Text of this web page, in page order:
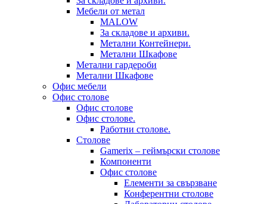
Мебели от метал
MALOW
За складове и архиви.
Метални Контейнери.
Метални Шкафове
Метални гардероби
Метални Шкафове
Офис мебели
Офис столове
Офис столове
Офис столове.
Работни столове.
Столове
Gamerix – геймърски столове
Компоненти
Офис столове
Елементи за свързване
Конферентни столове